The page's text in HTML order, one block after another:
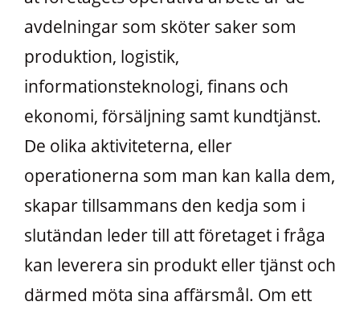
avdelningar som sköter saker som
produktion, logistik,
informationsteknologi, finans och
ekonomi, försäljning samt kundtjänst.
De olika aktiviteterna, eller
operationerna som man kan kalla dem,
skapar tillsammans den kedja som i
slutändan leder till att företaget i fråga
kan leverera sin produkt eller tjänst och
därmed möta sina affärsmål. Om ett